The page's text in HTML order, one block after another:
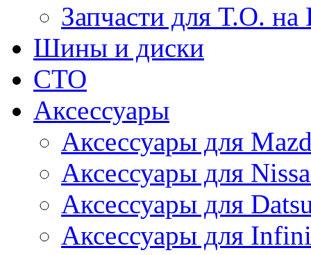
Запчасти для Т.О. на
Шины и диски
СТО
Аксессуары
Аксессуары для
Аксессуары для
Аксессуары для
Аксессуары для